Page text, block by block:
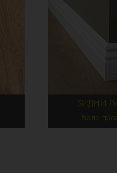
ЅИДНИ
Бела